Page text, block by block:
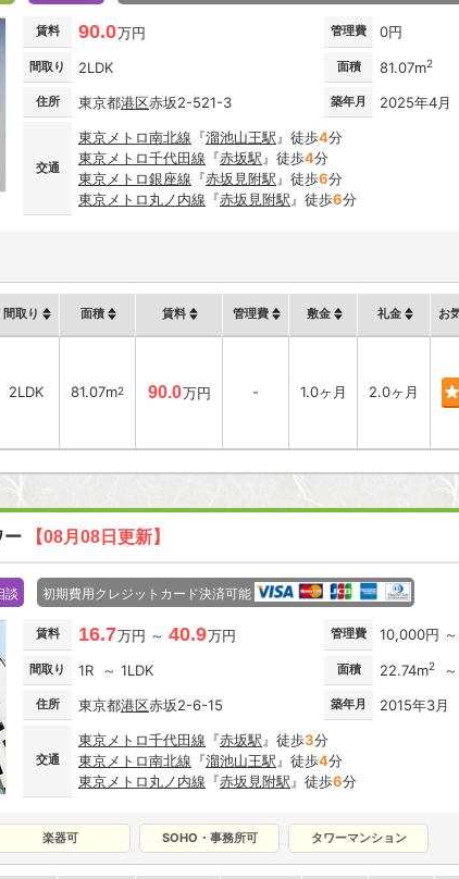
賃料 90.0万円 管理費 0円
間取り 2LDK 面積 81.07m2
住所 東京都港区赤坂2-521-3 築年月 2025年4月
交通
東京メトロ南北線 『溜池山王駅 』徒歩4分
東京メトロ千代田線 『赤坂駅 』徒歩4分
東京メトロ銀座線 『赤坂見附駅 』徒歩6分
東京メトロ丸ノ内線 『赤坂見附駅 』徒歩6分
間取り 面積 賃料 管理費 敷金 礼金 お
2LDK 81.07m2 90.0万円 - 1.0ヶ月 2.0ヶ月
ー 【08月08日更新】
談 初期費用クレジットカード決済可能
賃料 16.7万円 ～ 40.9万円 管理費 10,000円
間取り 1R ～ 1LDK 面積 22.74m2
住所 東京都港区赤坂2-6-15 築年月 2015年3月
交通
東京メトロ千代田線 『赤坂駅 』徒歩3分
東京メトロ南北線 『溜池山王駅 』徒歩4分
東京メトロ丸ノ内線 『赤坂見附駅 』徒歩6分
楽器可 SOHO・事務所可 タワーマンション